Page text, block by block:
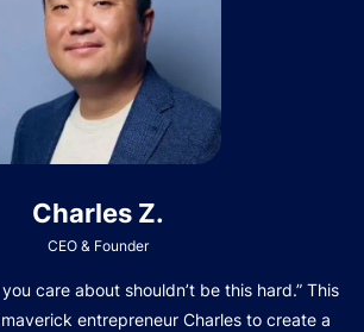
Charles Z.
CEO & Founder
care about shouldn’t be this hard.” This
entrepreneur Charles to create a